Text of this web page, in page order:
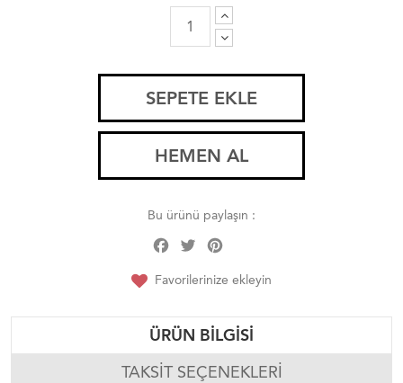
SEPETE EKLE
HEMEN AL
Bu ürünü paylaşın :
Facebook
Twitter
Favorilerinize ekleyin
ÜRÜN BILGISI
TAKSIT SEÇENEKLERI